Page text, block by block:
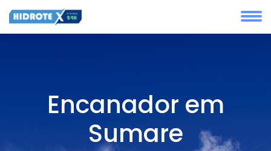
Encanador em
Sumare